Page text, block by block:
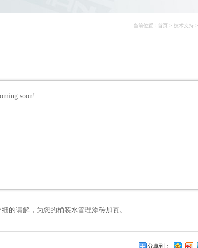
当前位置： 首页 > 技术支持 >
soon!
请解，为您的桶装水管理添砖加瓦。
分享到：